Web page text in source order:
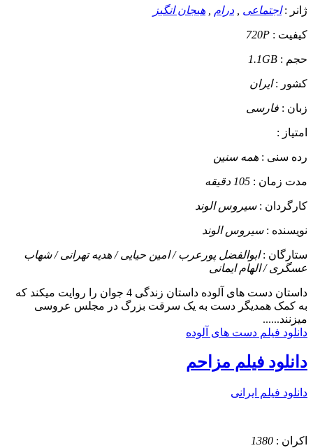
ژانر :اجتماعی درام هیجان انگیز
کیفیت : 720P
حجم : 1.1GB
کشور :ایران
زبان : فارسی
امتیاز :
رده سنی : همه سنین
مدت زمان : 105 دقیقه
کارگردان :سیروس الوند
نویسنده :سیروس الوند
ستارگان :ابوالفضل پورعرب / امین حیایی / هدیه تهرانی / شهاب
عسگری / الهام ایمانی
داستان
دست های آلوده داستان زندگی 4 جوان را روایت میکند که
به کمک همدیگر دست به یک سرقت بزرگ در مجلس عروسی
میزنند......
دانلود فیلم دست های آلوده
دانلود فیلم مزاحم
دانلود فیلم ایرانی
اکران : 1380